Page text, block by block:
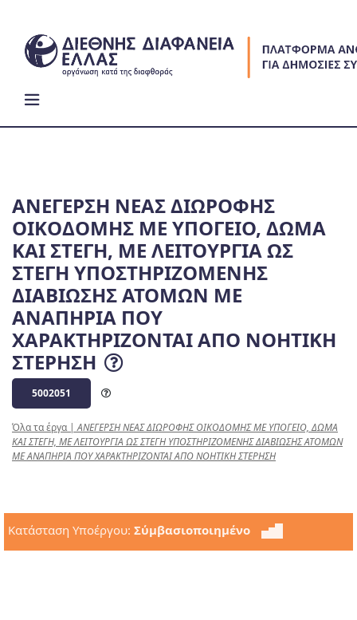
content
ΑΝΕΓΕΡΣΗ ΝΕΑΣ ΔΙΩΡΟΦΗΣ
ΟΙΚΟΔΟΜΗΣ ΜΕ ΥΠΟΓΕΙΟ, ΔΩΜΑ
ΚΑΙ ΣΤΕΓΗ, ΜΕ ΛΕΙΤΟΥΡΓΙΑ ΩΣ
ΣΤΕΓΗ ΥΠΟΣΤΗΡΙΖΟΜΕΝΗΣ
ΔΙΑΒΙΩΣΗΣ ΑΤΟΜΩΝ ΜΕ
ΑΝΑΠΗΡΙΑ ΠΟΥ
ΧΑΡΑΚΤΗΡΙΖΟΝΤΑΙ ΑΠΟ ΝΟΗΤΙΚΗ
ΣΤΕΡΗΣΗ
5002051
Όλα τα έργα|ΑΝΕΓΕΡΣΗ ΝΕΑΣ ΔΙΩΡΟΦΗΣ ΟΙΚΟΔΟΜΗΣ ΜΕ ΥΠΟΓΕΙΟ, ΔΩΜΑ
ΚΑΙ ΣΤΕΓΗ, ΜΕ ΛΕΙΤΟΥΡΓΙΑ ΩΣ ΣΤΕΓΗ ΥΠΟΣΤΗΡΙΖΟΜΕΝΗΣ ΔΙΑΒΙΩΣΗΣ ΑΤΟΜΩΝ
ΜΕ ΑΝΑΠΗΡΙΑ ΠΟΥ ΧΑΡΑΚΤΗΡΙΖΟΝΤΑΙ ΑΠΟ ΝΟΗΤΙΚΗ ΣΤΕΡΗΣΗ
Κατάσταση Υποέργου: Σύμβασιοποιημένο